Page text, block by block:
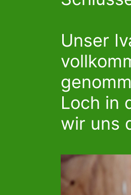
Unser
Loch in
wir uns